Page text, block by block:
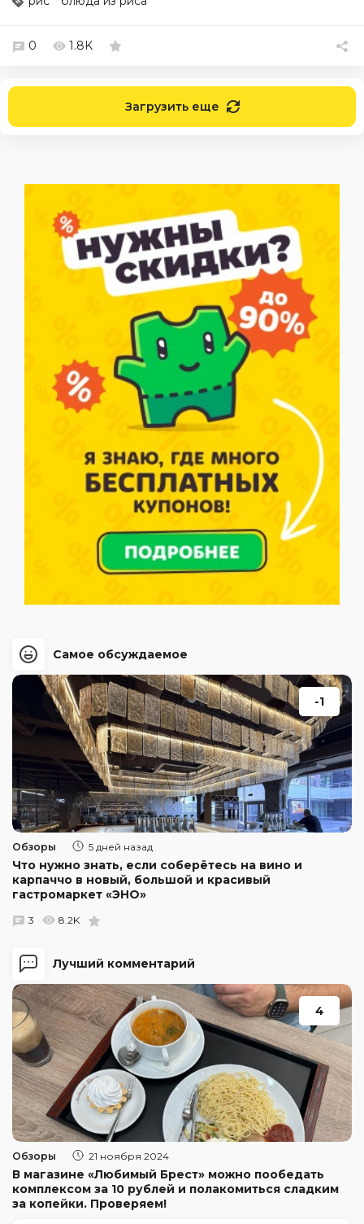
0 1.8K
Загрузить еще
Лучший комментарий
4
Обзоры 21 ноября 2024
В магазине «Любимый Брест» можно пообедать
комплексом за 10 рублей и полакомиться сладким
за копейки. Проверяем!
Самое обсуждаемое
-1
Обзоры 5 дней назад
Что нужно знать, если соберётесь на вино и
карпаччо в новый, большой и красивый
гастромаркет «ЭНО»
3 8.2K